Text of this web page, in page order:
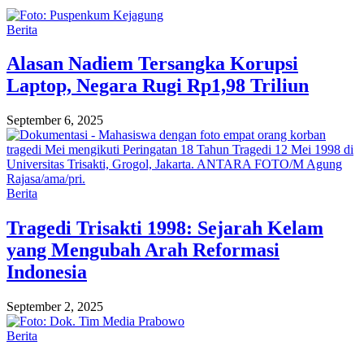
Berita
Alasan Nadiem Tersangka Korupsi
Laptop, Negara Rugi Rp1,98 Triliun
September 6, 2025
Berita
Tragedi Trisakti 1998: Sejarah Kelam
yang Mengubah Arah Reformasi
Indonesia
September 2, 2025
Berita